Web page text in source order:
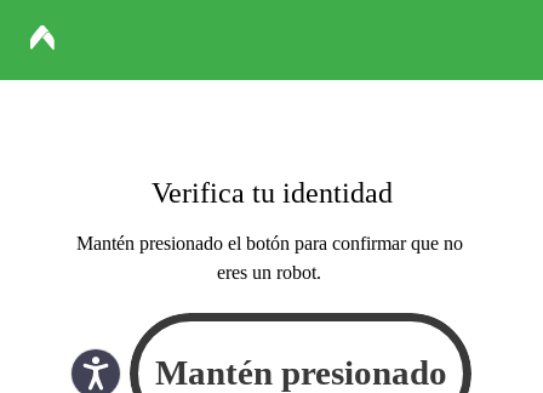
Verifica tu identidad
Mantén presionado el botón para confirmar que no
eres un robot.